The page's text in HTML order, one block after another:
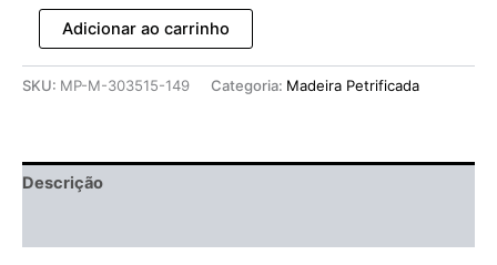
Adicionar ao carrinho
SKU: MP-M-303515-149 Categoria: Madeira Petrificada
Descrição